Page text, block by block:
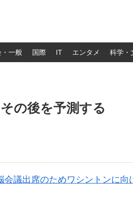
・一般 国際 IT エンタメ 科学・
の後を予測する
議出席のためワシントンに向